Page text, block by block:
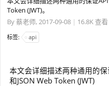
Token (JWT)。
By蔡老师, 2017-09-08 | 16.8K 查看
标签: api
本文会详细描述两种通用的
和JSON Web Token (JWT)